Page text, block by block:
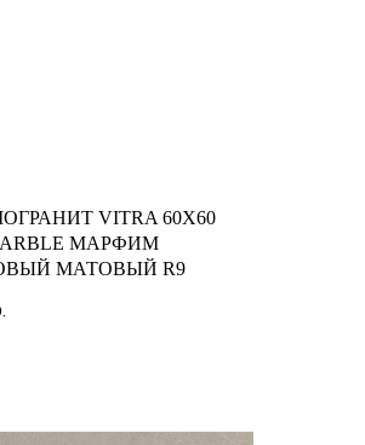
VITRA 60X60
МАРФИМ
МАТОВЫЙ R9